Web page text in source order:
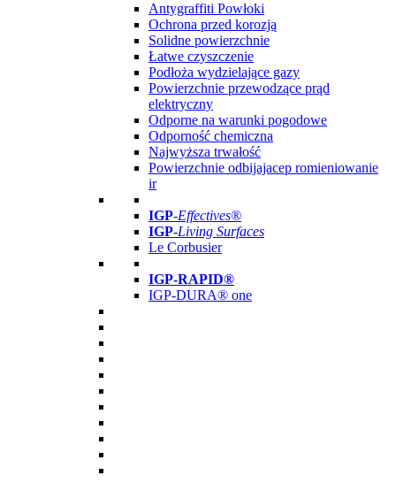
Antygraffiti Powłoki
Ochrona przed korozją
Solidne powierzchnie
Łatwe czyszczenie
Podłoża wydzielające gazy
Powierzchnie przewodzące prąd
elektryczny
Odporne na warunki pogodowe
Odporność chemiczna
Najwyższa trwałość
Powierzchnie odbijajacep romieniowanie
ir
IGP-Effectives®
IGP-Living Surfaces
Le Corbusier
IGP-RAPID®
IGP-DURA® one